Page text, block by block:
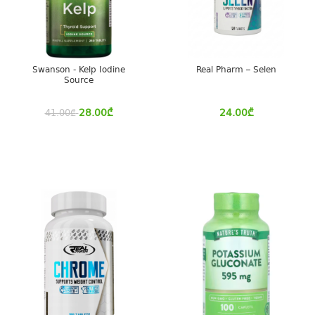
Swanson - Kelp Iodine
Source
41.00₾ 28.00₾
Real Pharm – Selen
24.00₾